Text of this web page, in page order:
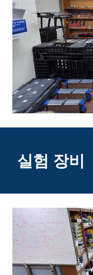
실험 장비